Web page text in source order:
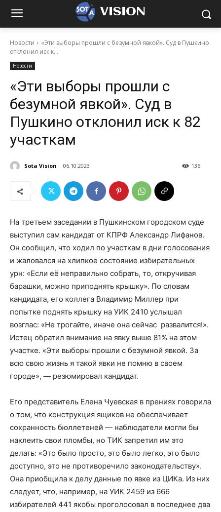
VISION
Новости
«Эти выборы прошли с безумной явкой». Суд в Пушкино
отклонил иск к...
Новости
«Эти выборы прошли с
безумной явкой». Суд в
Пушкино отклонил иск к 82
участкам
Sota Vision 06.10.2023 136
На третьем заседании в Пушкинском городском суде
выступил сам кандидат от КПРФ Александр Лифанов.
Он сообщил, что ходил по участкам в дни голосования
и жаловался на хлипкое состояние избирательных
урн: «Если её неправильно собрать, то, откручивая
барашки, можно приподнять крышку». По словам
кандидата, его коллега Владимир Миллер при
попытке поднять крышку на УИК 2410 услышал
возглас: «Не трогайте, иначе она сейчас развалится!».
Истец обратил внимание на явку выше 81% на этом
участке. «Эти выборы прошли с безумной явкой. За
всю свою жизнь я такой явки не помню в своем
городе», — резюмировал кандидат.
Его представитель Елена Чуевская в прениях говорила
о том, что конструкция ящиков не обеспечивает
сохранность бюллетеней — наблюдатели могли бы
наклеить свои пломбы, но ТИК запретил им это
делать: «Это было просто, это было легко, это было
доступно, это не противоречило законодательству».
Она приобщила к делу данные по явке из ЦИКа. Из них
следует, что, например, на УИК 2459 из 666
избирателей 441 якобы проголосовал в последнее два